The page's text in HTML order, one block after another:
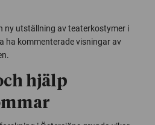
ny utställning av teaterkostymer i
ha kommenterade visningar av
hjälp